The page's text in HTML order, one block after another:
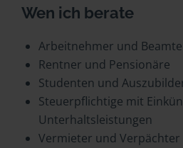
Wen ich berate
Arbeitnehmer und Beamte
Rentner und Pensionäre
Studenten und
Steuerpflichtige mit
Unterhaltsleistungen
Vermieter und Verpächter